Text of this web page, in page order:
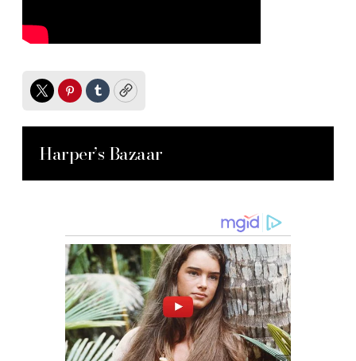
TwitterPinterest
TumblrCopy
Harper’s Bazaar